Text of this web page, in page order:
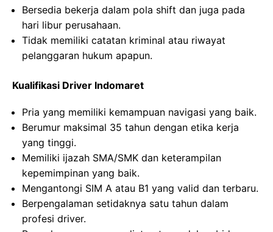
Bersedia bekerja dalam pola shift dan juga pada
hari libur perusahaan.
Tidak memiliki catatan kriminal atau riwayat
pelanggaran hukum apapun.
Kualifikasi Driver Indomaret
Pria yang memiliki kemampuan navigasi yang baik.
Berumur maksimal 35 tahun dengan etika kerja
yang tinggi.
Memiliki ijazah SMA/SMK dan keterampilan
kepemimpinan yang baik.
Mengantongi SIM A atau B1 yang valid dan terbaru.
Berpengalaman setidaknya satu tahun dalam
profesi driver.